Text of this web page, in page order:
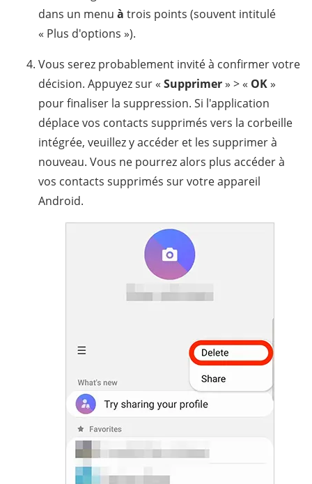
dans un menu à trois points (souvent intitulé
« Plus d'options »).
Vous serez probablement invité à confirmer votre
décision. Appuyez sur « Supprimer» > « OK»
pour finaliser la suppression. Si l'application
déplace vos contacts supprimés vers la corbeille
intégrée, veuillez y accéder et les supprimer à
nouveau. Vous ne pourrez alors plus accéder à
vos contacts supprimés sur votre appareil
Android.